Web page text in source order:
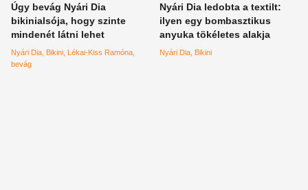
Úgy bevág Nyári Dia
bikinialsója, hogy szinte
mindenét látni lehet
Nyári Dia Bikini Lékai-Kiss Ramóna
bevág
Nyári Dia ledobta a textilt:
ilyen egy bombasztikus
anyuka tökéletes alakja
Nyári Dia Bikini